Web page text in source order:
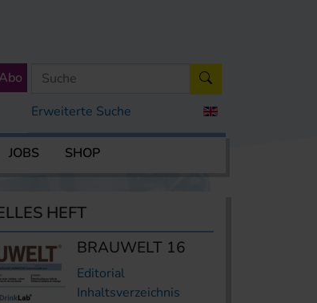
Erweiterte Suche
Abo
JOBS SHOP
HEFT
BRAUWELT 16
Editorial
Inhaltsverzeichnis